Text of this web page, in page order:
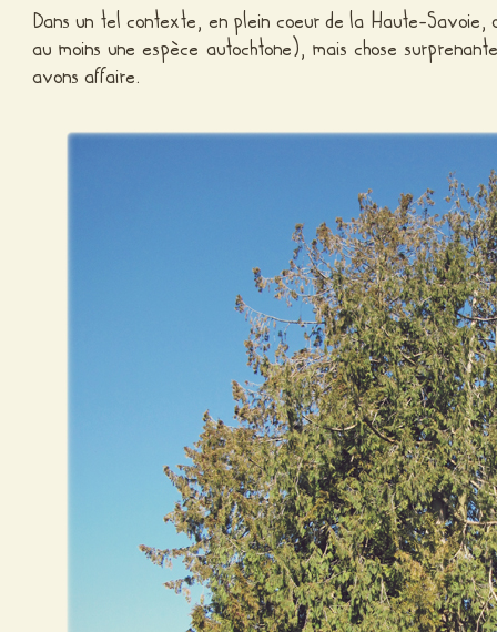
Dans un tel contexte, en plein coeur de la Haute-
au moins une espèce autochtone), mais chose
avons affaire.